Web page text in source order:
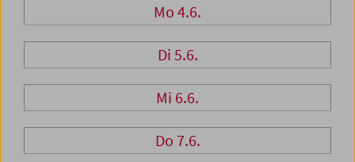
Mo 4.6.
Di 5.6.
Mi 6.6.
Do 7.6.